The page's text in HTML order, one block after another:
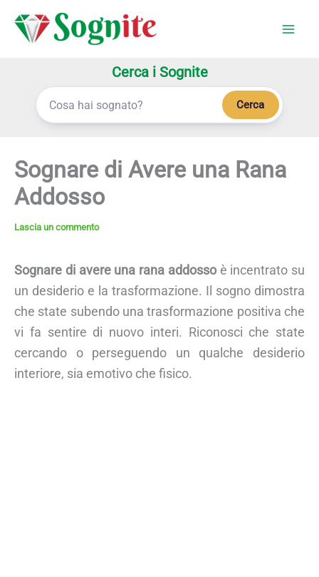
Cerca i Sognite
Cerca
Sognare di Avere una Rana
Addosso
Lascia un commento
Sognare di avere una rana addossoè incentrato su
un desiderio e la trasformazione. Il sogno dimostra
che state subendo una trasformazione positiva che
vi fa sentire di nuovo interi. Riconosci che state
cercando o perseguendo un qualche desiderio
interiore, sia emotivo che fisico.